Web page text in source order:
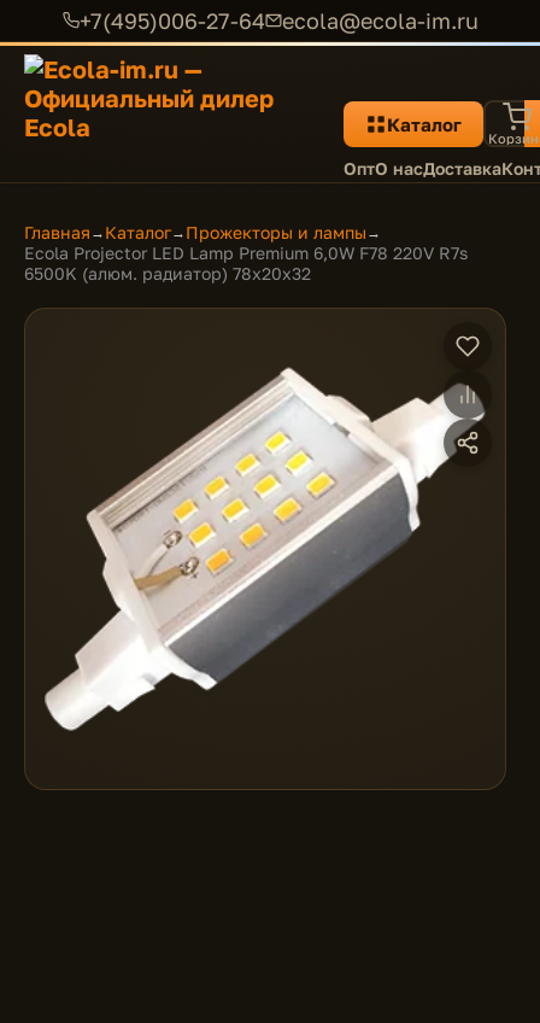
+7(495)006-27-64 ecola@ecola-im.ru
Каталог
ОптО насДоставка
Главная → Каталог→ Прожекторы и лампы →
Ecola Projector LED Lamp Premium 6,0W F78 220V R7s
6500K (алюм. радиатор) 78x20x32